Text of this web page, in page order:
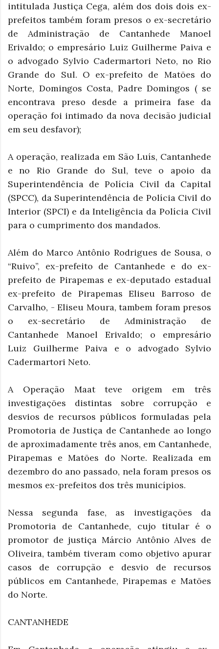
intitulada Justiça Cega, além dos dois dois ex-
prefeitos também foram presos o ex-secretário
de Administração de Cantanhede Manoel
Erivaldo; o empresário Luiz Guilherme Paiva e
o advogado Sylvio Cadermartori Neto, no Rio
Grande do Sul. O ex-prefeito de Matões do
Norte, Domingos Costa, Padre Domingos ( se
encontrava preso desde a primeira fase da
operação foi intimado da nova decisão judicial
em seu desfavor);
A operação, realizada em São Luís, Cantanhede
e no Rio Grande do Sul, teve o apoio da
Superintendência de Polícia Civil da Capital
(SPCC), da Superintendência de Polícia Civil do
Interior (SPCI) e da Inteligência da Polícia Civil
para o cumprimento dos mandados.
Além do Marco Antônio Rodrigues de Sousa, o
“Ruivo”, ex-prefeito de Cantanhede e do ex-
prefeito de Pirapemas e ex-deputado estadual
ex-prefeito de Pirapemas Eliseu Barroso de
Carvalho, - Eliseu Moura, tambem foram presos
o ex-secretário de Administração de
Cantanhede Manoel Erivaldo; o empresário
Luiz Guilherme Paiva e o advogado Sylvio
Cadermartori Neto.
A Operação Maat teve origem em três
investigações distintas sobre corrupção e
desvios de recursos públicos formuladas pela
Promotoria de Justiça de Cantanhede ao longo
de aproximadamente três anos, em Cantanhede,
Pirapemas e Matões do Norte. Realizada em
dezembro do ano passado, nela foram presos os
mesmos ex-prefeitos dos três municípios.
Nessa segunda fase, as investigações da
Promotoria de Cantanhede, cujo titular é o
promotor de justiça Márcio Antônio Alves de
Oliveira, também tiveram como objetivo apurar
casos de corrupção e desvio de recursos
públicos em Cantanhede, Pirapemas e Matões
do Norte.
CANTANHEDE